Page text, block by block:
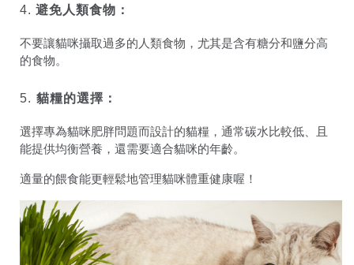
4. 避免人類食物：
不要讓貓咪攝取過多的人類食物，尤其是含有糖分和鹽分高
的食物。
5. 貓糧的選擇：
選擇專為貓咪肥胖問題而設計的貓糧，通常碳水比較低、且
能提供均衡營養，還需要適合貓咪的年齡。
適量的餵食能更輕鬆地管理貓咪體重健康喔！